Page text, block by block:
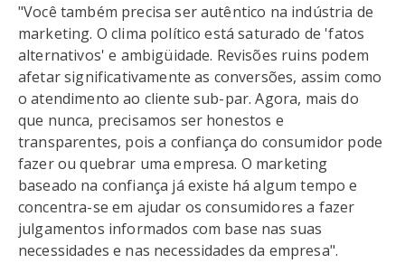
"Você também precisa ser autêntico na indústria de
marketing. O clima político está saturado de 'fatos
alternativos' e ambigüidade. Revisões ruins podem
afetar significativamente as conversões, assim como
o atendimento ao cliente sub-par. Agora, mais do
que nunca, precisamos ser honestos e
transparentes, pois a confiança do consumidor pode
fazer ou quebrar uma empresa. O marketing
baseado na confiança já existe há algum tempo e
concentra-se em ajudar os consumidores a fazer
julgamentos informados com base nas suas
necessidades e nas necessidades da empresa".